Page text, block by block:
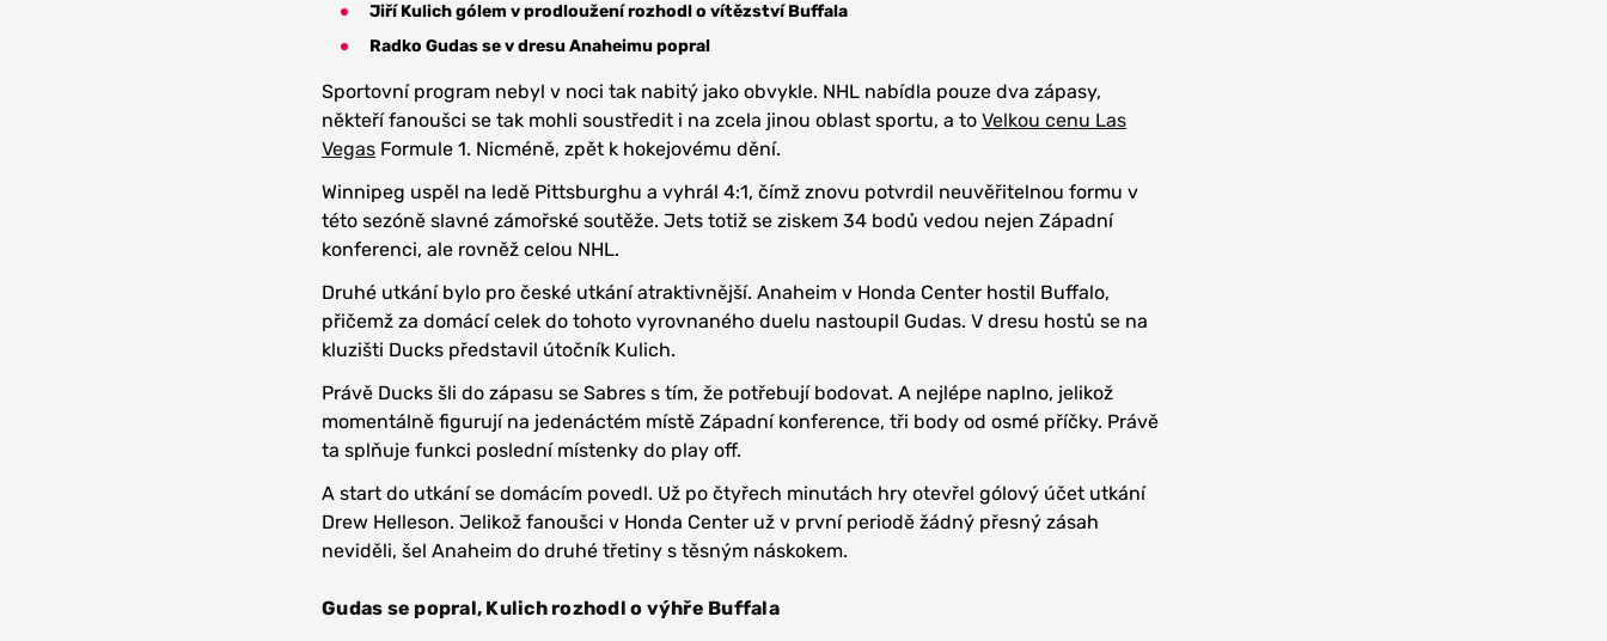
Jiří Kulich gólem v prodloužení rozhodl o vítězství Buffala
Radko Gudas se v dresu Anaheimu popral
Sportovní program nebyl v noci tak nabitý jako obvykle. NHL nabídla pouze dva zápasy,
někteří fanoušci se tak mohli soustředit i na zcela jinou oblast sportu, a to Velkou cenu Las
Vegas Formule 1. Nicméně, zpět k hokejovému dění.
Winnipeg uspěl na ledě Pittsburghu a vyhrál 4:1, čímž znovu potvrdil neuvěřitelnou formu v
této sezóně slavné zámořské soutěže. Jets totiž se ziskem 34 bodů vedou nejen Západní
konferenci, ale rovněž celou NHL.
Druhé utkání bylo pro české utkání atraktivnější. Anaheim v Honda Center hostil Buffalo,
přičemž za domácí celek do tohoto vyrovnaného duelu nastoupil Gudas. V dresu hostů se na
kluzišti Ducks představil útočník Kulich.
Právě Ducks šli do zápasu se Sabres s tím, že potřebují bodovat. A nejlépe naplno, jelikož
momentálně figurují na jedenáctém místě Západní konference, tři body od osmé příčky. Právě
ta splňuje funkci poslední místenky do play off.
A start do utkání se domácím povedl. Už po čtyřech minutách hry otevřel gólový účet utkání
Drew Helleson. Jelikož fanoušci v Honda Center už v první periodě žádný přesný zásah
neviděli, šel Anaheim do druhé třetiny s těsným náskokem.
Gudas se popral, Kulich rozhodl o výhře Buffala